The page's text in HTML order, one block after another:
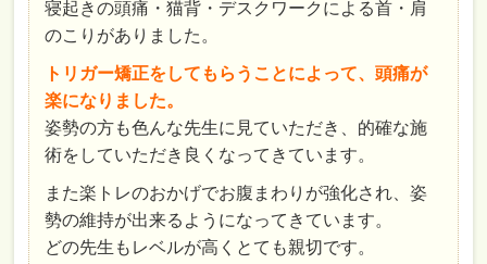
寝起きの頭痛・猫背・デスクワークによる首・肩
のこりがありました。
トリガー矯正をしてもらうことによって、頭痛が
楽になりました。
姿勢の方も色んな先生に見ていただき、的確な施
術をしていただき良くなってきています。
また楽トレのおかげでお腹まわりが強化され、姿
勢の維持が出来るようになってきています。
どの先生もレベルが高くとても親切です。